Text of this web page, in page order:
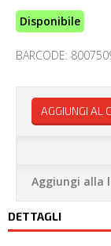
Disponibile
BARCODE:
AGGIUNGI AL
Aggiungi alla
DETTAGLI